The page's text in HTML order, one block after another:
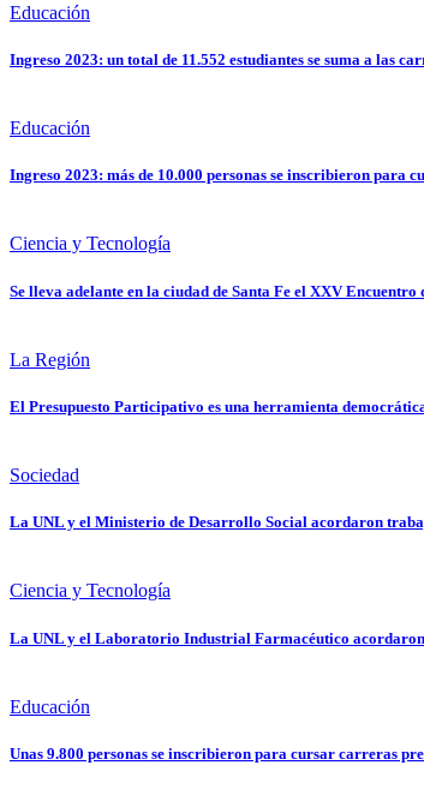
Educación
Ingreso 2023: un total de 11.552 estudiantes se suma a las
Educación
Ingreso 2023: más de 10.000 personas se inscribieron para
Ciencia y Tecnología
Se lleva adelante en la ciudad de Santa Fe el XXV Encuentro
La Región
El Presupuesto Participativo es una herramienta
Sociedad
La UNL y el Ministerio de Desarrollo Social acordaron
Ciencia y Tecnología
La UNL y el Laboratorio Industrial Farmacéutico
Educación
Unas 9.800 personas se inscribieron para cursar carreras